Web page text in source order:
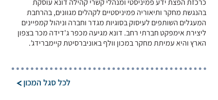
כרכזת הפצת ידע פמיניסטי ומנהלי קשרי קהילה דונא עוסקת
בהנגשת מחקר ותיאוריה פמיניסטיים לקהלים מגוונים, בהרחבת
המעגלים השותפים לעיסוק בסוגיות מגדר וחברה וניהול קמפיינים
ליצירת אימפקט חברתי רחב. דונא מגיעה מכפר ג'דידה מכר בצפון
הארץ והיא עמיתת מחקר במכון וולף באוניברסיטת קיימברידג'.
לכל סגל המכון